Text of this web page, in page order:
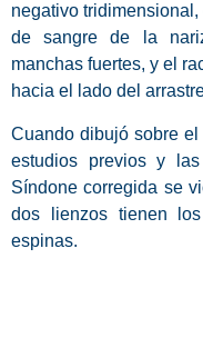
negativo
de sangre de la
manchas fuertes, y el
hacia el lado del
Cuando dibujó sobre
estudios previos y
Síndone corregida se
dos lienzos tienen
espinas.